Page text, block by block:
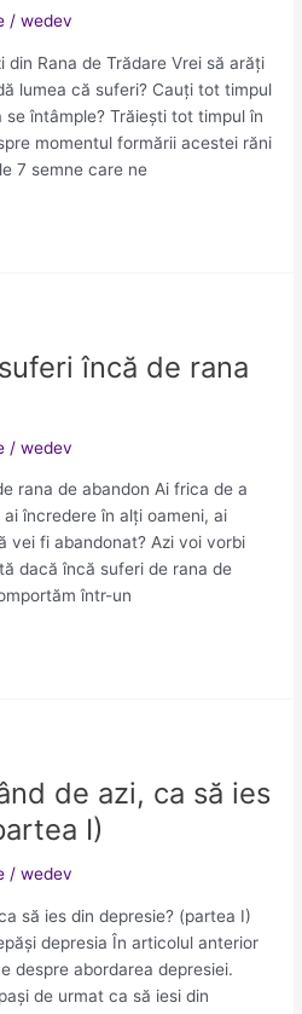
/wedev
Rana de Trădare Vrei să arăți
lumea că suferi? Cauți tot timpul
întâmple? Trăiești tot timpul în
momentul formării acestei răni
7 semne care ne
încă de rana
/wedev
rana de abandon Ai frica de a
încredere în alți oameni, ai
vei fi abandonat? Azi voi vorbi
dacă încă suferi de rana de
într-un
de azi, ca să ies
I)
/wedev
să ies din depresie? (partea I)
depresia În articolul anterior
despre abordarea depresiei.
de urmat ca să iesi din